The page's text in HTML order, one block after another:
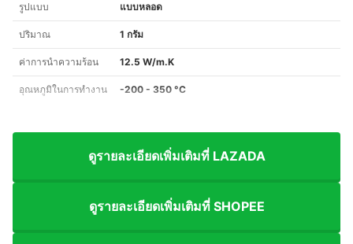
รูปแบบ แบบหลอด
ปริมาณ 1 กรัม
ค่าการนำความร้อน 12.5 W/m.K
อุณหภูมิในการทำงาน -200 - 350 °C
ดูรายละเอียดเพิ่มเติมที่ LAZADA
ดูรายละเอียดเพิ่มเติมที่ SHOPEE